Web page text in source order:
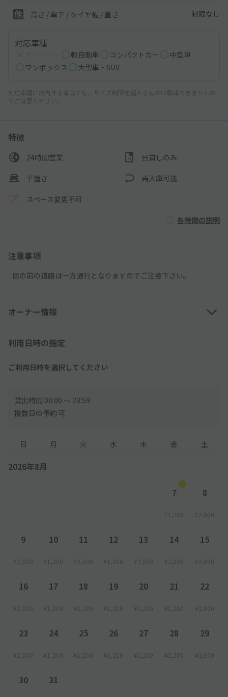
高さ / 車下 / タイヤ幅 / 重さ 制限なし
対応車種
軽自動車 コンパクトカー
中型車
ワンボックス
大型車・SUV
対応車種に該当する車両でも、サイズ制限を超えるものは駐車できませんの
でご注意ください。
特徴
24時間営業 日貸しのみ
平置き 再入庫可能
スペース変更不可
各特徴の説明
注意事項
目の前の道路は一方通行となりますのでご注意下さい。
オーナー情報
利用日時の指定
ご利用日時を選択してください
貸出時間 00:00 〜 23:59
複数日の予約 可
日 月 火 水 木 金 土
2026年8月
7
¥1,200
8
¥2,000
9
¥2,000
10
¥1,200
11
¥2,000
12
¥1,200
13
¥2,000
14
¥2,000
15
¥2,000
16
¥2,000
17
¥1,200
18
¥1,200
19
¥1,200
20
¥1,200
21
¥1,200
22
¥2,000
23
¥2,000
24
¥1,200
25
¥1,200
26
¥1,200
27
¥1,200
28
¥1,200
29
¥2,000
30 31